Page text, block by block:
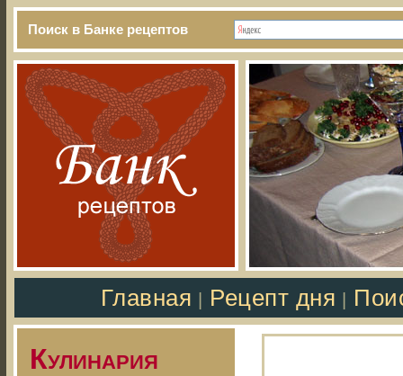
Поиск в Банке рецептов
Главная Рецепт дня
Кулинария